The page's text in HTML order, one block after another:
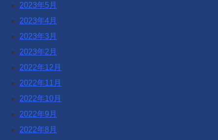
2023年5月
2023年4月
2023年3月
2023年2月
2022年12月
2022年11月
2022年10月
2022年9月
2022年8月